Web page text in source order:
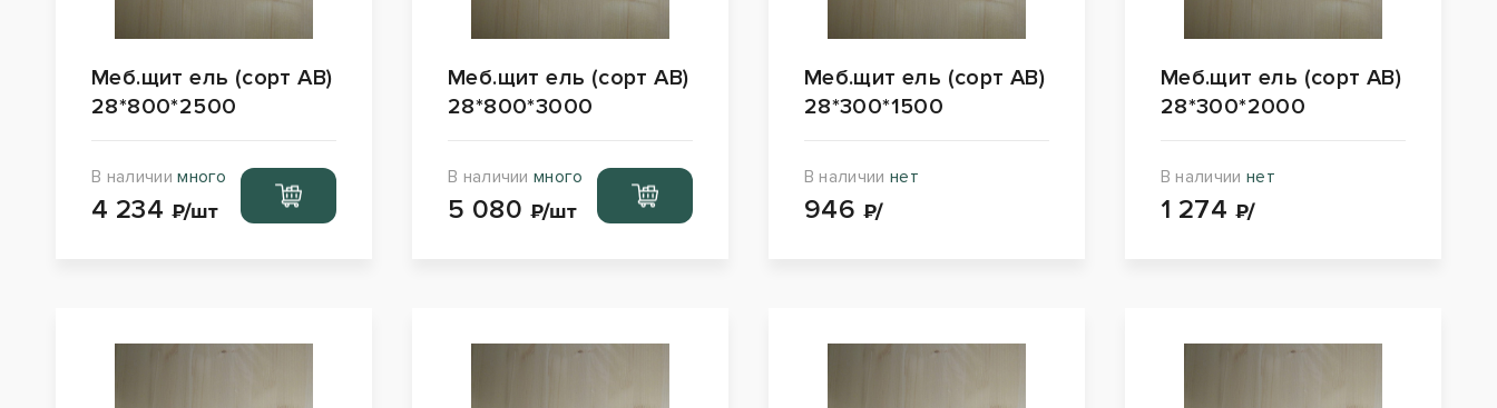
Меб.щит ель (сорт АВ)
28*800*2500
В наличиимного
4 234 ₽/шт
Перейти
в корзину
Меб.щит ель (сорт АВ)
28*800*3000
В наличиимного
5 080 ₽/шт
Перейти
в корзину
Меб.щит ель (сорт АВ)
28*300*1500
В наличиинет
946 ₽/
Меб.щит ель (сорт АВ)
28*300*2000
В наличии нет
1 274 ₽/